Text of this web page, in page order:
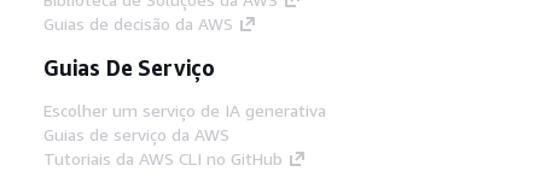
Guias de decisão da AWS
Guias De Serviço
Escolher um serviço de IA generativa
Guias de serviço da AWS
Tutoriais da AWS CLI no GitHub